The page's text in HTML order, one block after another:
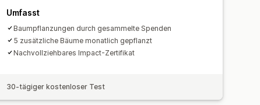
Umfasst
Baumpflanzungen durch gesammelte Spenden
5 zusätzliche Bäume monatlich gepflanzt
Nachvollziehbares Impact-Zertifikat
30-tägiger kostenloser Test